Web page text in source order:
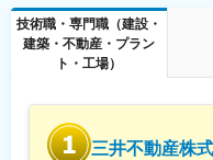
界と同水準の最新機材
ションを提供していま
当社が加盟する日本映
により、道内外の大規
に対応可能です。
変更の範囲：会社の定
技術職・専門職（建設・
建築・不動産・プラン
ト・工場）
三井不動産株